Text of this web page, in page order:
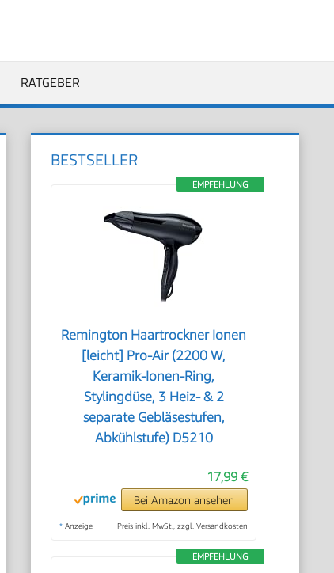
RATGEBER
BESTSELLER
EMPFEHLUNG
Remington Haartrockner Ionen
[leicht] Pro-Air (2200 W,
Keramik-Ionen-Ring,
Stylingdüse, 3 Heiz- & 2
separate Gebläsestufen,
Abkühlstufe) D5210
17,99 €
Bei Amazon ansehen
* Anzeige Preis inkl. MwSt., zzgl. Versandkosten
EMPFEHLUNG